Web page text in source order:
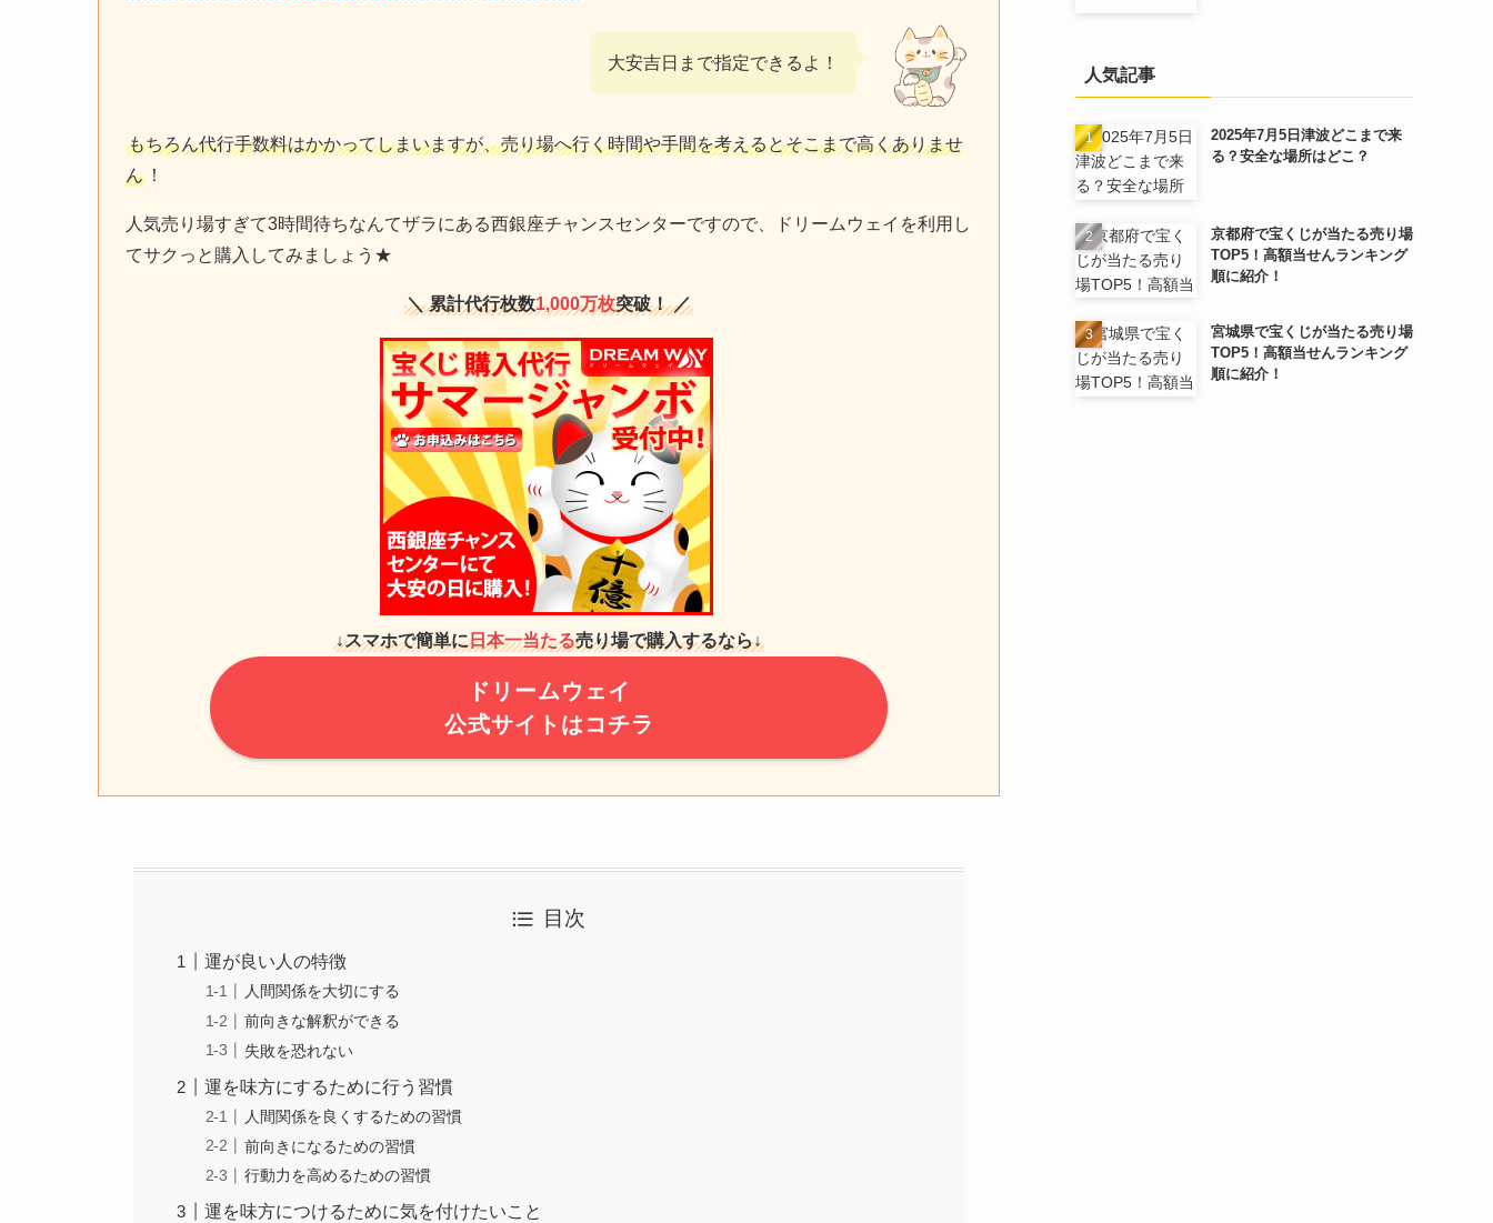
大安吉日まで指定できるよ！
もちろん代行手数料はかかってしまいますが、売り場へ行く時間や手間を考えるとそこまで高くありませ
ん ！
人気売り場すぎて3時間待ちなんてザラにある西銀座チャンスセンターですので、ドリームウェイを利用し
てサクっと購入してみましょう★
＼ 累計代行枚数1,000万枚突破！ ／
↓スマホで簡単に日本一当たる売り場で購入するなら↓
ドリームウェイ
公式サイトはコチラ
目次
運が良い人の特徴
人間関係を大切にする
前向きな解釈ができる
失敗を恐れない
運を味方にするために行う習慣
人間関係を良くするための習慣
前向きになるための習慣
行動力を高めるための習慣
運を味方につけるために気を付けたいこと
人気記事
2025年7月5日津波どこまで来
る？安全な場所はどこ？
京都府で宝くじが当たる売り場
TOP5！高額当せんランキング
順に紹介！
宮城県で宝くじが当たる売り場
TOP5！高額当せんランキング
順に紹介！